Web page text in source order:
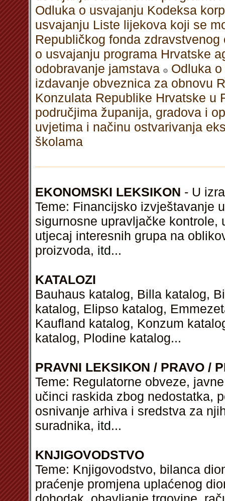
Odluka o usvajanju Kodeksa
usvajanju Liste lijekova koji se
Republičkog fonda
o usvajanju programa Hrvatske
odobravanje jamstava
Odluka
izdavanje obveznica za obnovu
Konzulata Republike Hrvatske u
područjima županija, gradova i
uvjetima i načinu ostvarivanja
školama
EKONOMSKI LEKSIKON - U
Teme: Financijsko izvještavanje
sigurnosne upravljačke
utjecaj interesnih grupa na
proizvoda, itd...
KATALOZI
Bauhaus katalog, Billa katalog,
katalog, Elipso katalog,
Kaufland katalog, Konzum
katalog, Plodine katalog...
PRAVNI LEKSIKON / PRAVO /
Teme: Regulatorne obveze,
učinci raskida zbog nedostatka,
osnivanje arhiva i sredstva za
suradnika, itd...
KNJIGOVODSTVO
Teme: Knjigovodstvo, bilanca
praćenje promjena uplaćenog